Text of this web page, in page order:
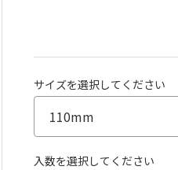
サイズを選択してください
入数を選択してください